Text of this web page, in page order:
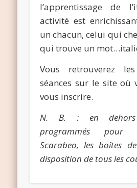
l’apprentissage de
activité est
un chacun, celui qui
qui trouve un
Vous retrouverez
séances sur le site où
vous inscrire.
N. B. : en
programmés pour
Scarabeo, les boîtes
disposition de tous les